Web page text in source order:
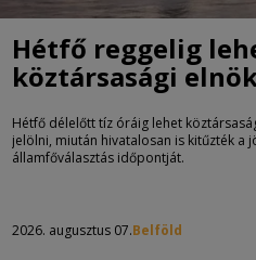
Hétfő reggelig
köztársasági
Hétfő délelőtt tíz óráig lehet
jelölni, miután hivatalosan is kitűzték a
államfőválasztás időpontját.
2026. augusztus 07.Belföld